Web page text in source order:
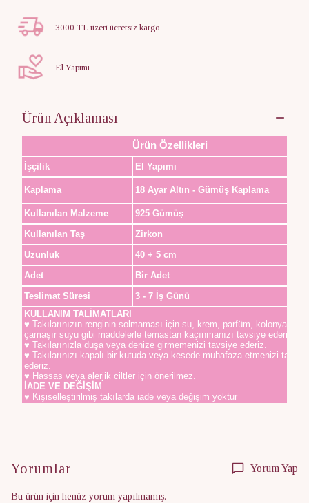
3000 TL üzeri ücretsiz kargo
El Yapımı
Ürün Açıklaması
Ürün Özellikleri
İşçilik El Yapımı
Kaplama 18 Ayar Altın - Gümüş Kaplama
Kullanılan Malzeme
925 Gümüş
Kullanılan Taş
Zirkon
Uzunluk
40 + 5 cm
Adet
Bir Adet
Teslimat Süresi
3 - 7 İş Günü
KULLANIM TALİMATLARI
♥ Takılarınızın renginin solmaması için su, krem, parfüm, kolonya,
çamaşır suyu gibi maddelerle temastan kaçınmanızı tavsiye ederiz.
♥ Takılarınızla duşa veya denize girmemenizi tavsiye ederiz.
♥ Takılarınızı kapalı bir kutuda veya kesede muhafaza etmenizi
ederiz.
♥ Hassas veya alerjik ciltler için önerilmez.
İADE VE DEĞİŞİM
♥ Kişiselleştirilmiş takılarda iade veya değişim yoktur
Yorumlar Yorum Yap
Bu ürün için henüz yorum yapılmamış.